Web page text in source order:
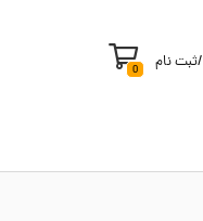
/ثبت نام 0